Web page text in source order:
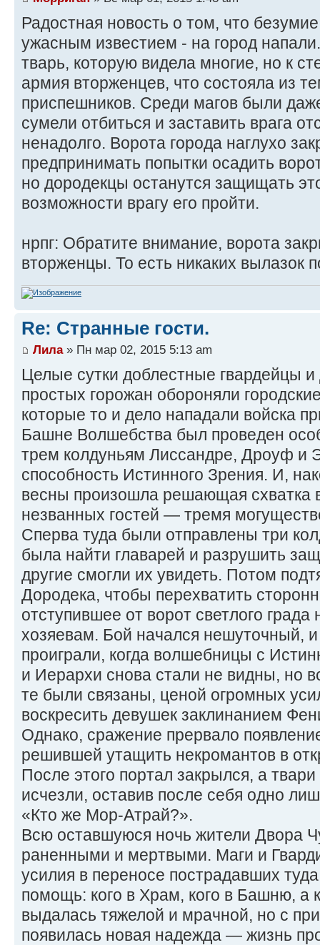
Радостная новость о том, что
ужасным известием - на город
тварь, которую видела многие, но к
армия вторженцев, что состояла из
приспешников. Среди магов были
сумели отбиться и заставить врага
ненадолго. Ворота города наглухо
предпринимать попытки осадить
но дородекцы останутся защищать
возможности врагу его пройти.
нрпг: Обратите внимание, ворота
вторженцы. То есть никаких вылазок
Re: Странные гости.
Лила» Пн мар 02, 2015 5:13 am
Целые сутки доблестные гвардейцы
простых горожан обороняли
которые то и дело нападали войска
Башне Волшебства был проведен
трем колдуньям Лиссандре, Дроуф и
способность Истинного Зрения. И,
весны произошла решающая схватка
незванных гостей — тремя
Сперва туда были отправлены три
была найти главарей и разрушить
другие смогли их увидеть. Потом
Дородека, чтобы перехватить
отступившее от ворот светлого
хозяевам. Бой начался нешуточный,
проиграли, когда волшебницы с
и Иерархи снова стали не видны, но
те были связаны, ценой огромных
воскресить девушек заклинанием
Однако, сражение прервало
решившей утащить некромантов в
После этого портал закрылся, а
исчезли, оставив после себя одно
«Кто же Мор-Атрай?».
Всю оставшуюся ночь жители Двора
раненными и мертвыми. Маги и
усилия в переносе пострадавших
помощь: кого в Храм, кого в Башню, а
выдалась тяжелой и мрачной, но с
появилась новая надежда — жизнь